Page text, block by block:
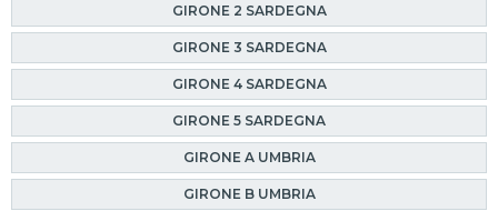
GIRONE 2 SARDEGNA
GIRONE 3 SARDEGNA
GIRONE 4 SARDEGNA
GIRONE 5 SARDEGNA
GIRONE A UMBRIA
GIRONE B UMBRIA